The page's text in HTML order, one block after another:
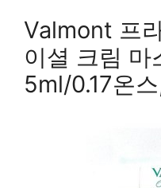
Valmont 프
이셜 크림 마
5ml/0.17온